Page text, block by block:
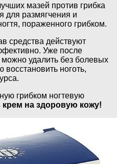
мазей против грибка
для размягчения и
пораженного грибком.
средства действуют
Уже после
можно удалить без болевых
ноготь,
грибком ногтевую
крем на здоровую кожу!